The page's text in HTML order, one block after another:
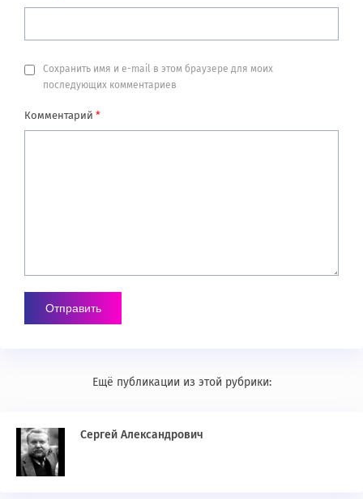
Сохранить имя и e-mail в этом браузере для моих
последующих комментариев
Комментарий *
Ещё публикации из этой рубрики:
Сергей Александрович